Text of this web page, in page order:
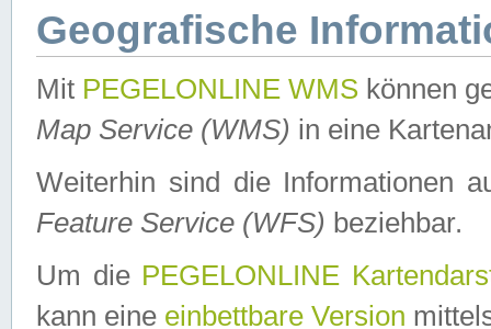
Geografische
Mit PEGELONLINE WMS können
Map Service (WMS) in eine
Weiterhin sind die Informationen
Feature Service (WFS) beziehbar.
Um die PEGELONLINE
kann eine einbettbare Version